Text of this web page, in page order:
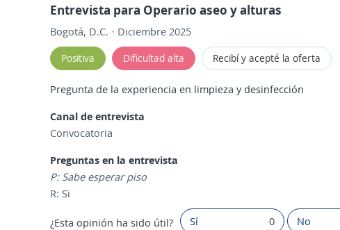
Entrevista para Operario aseo y alturas
Bogotá, D.C. · Diciembre 2025
Positiva Dificultad alta Recibí y acepté la oferta
Pregunta de la experiencia en limpieza y desinfección
Canal de entrevista
Convocatoria
Preguntas en la entrevista
P: Sabe esperar piso
R: Si
¿Esta opinión ha sido útil? Sí 0 No